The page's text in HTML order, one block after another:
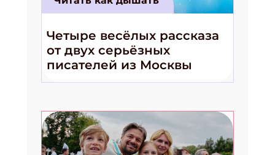
Четыре весёлых рассказа
от двух серьёзных
писателей из Москвы